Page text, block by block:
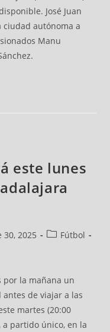
José Juan
ciudad autónoma a
Manu
este lunes
2025
Fútbol
por la mañana un
de viajar a las
martes (20:00
a partido único, en la